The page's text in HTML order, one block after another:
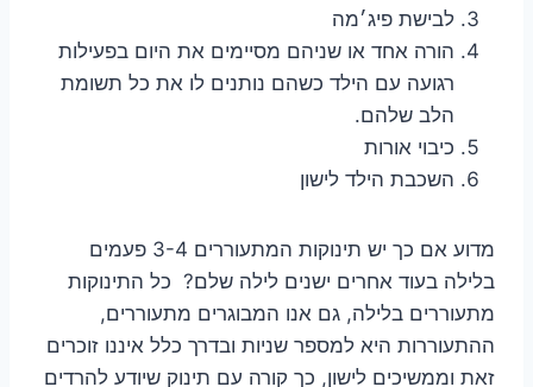
לבישת פיג׳מה
הורה אחד או שניהם מסיימים את היום בפעילות
רגועה עם הילד כשהם נותנים לו את כל תשומת
הלב שלהם.
כיבוי אורות
השכבת הילד לישון
מדוע אם כך יש תינוקות המתעוררים 3-4 פעמים
בלילה בעוד אחרים ישנים לילה שלם? כל התינוקות
מתעוררים בלילה, גם אנו המבוגרים מתעוררים,
ההתעוררות היא למספר שניות ובדרך כלל איננו זוכרים
זאת וממשיכים לישון, כך קורה עם תינוק שיודע להרדים